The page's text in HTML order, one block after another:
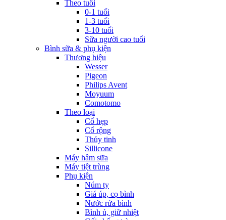
Theo tuổi
0-1 tuổi
1-3 tuổi
3-10 tuổi
Sữa người cao tuổi
Bình sữa & phụ kiện
Thương hiệu
Wesser
Pigeon
Philips Avent
Moyuum
Comotomo
Theo loại
Cổ hẹp
Cổ rộng
Thủy tinh
Sillicone
Máy hâm sữa
Máy tiệt trùng
Phụ kiện
Núm ty
Giá úp, cọ bình
Nước rửa bình
Bình ủ, giữ nhiệt